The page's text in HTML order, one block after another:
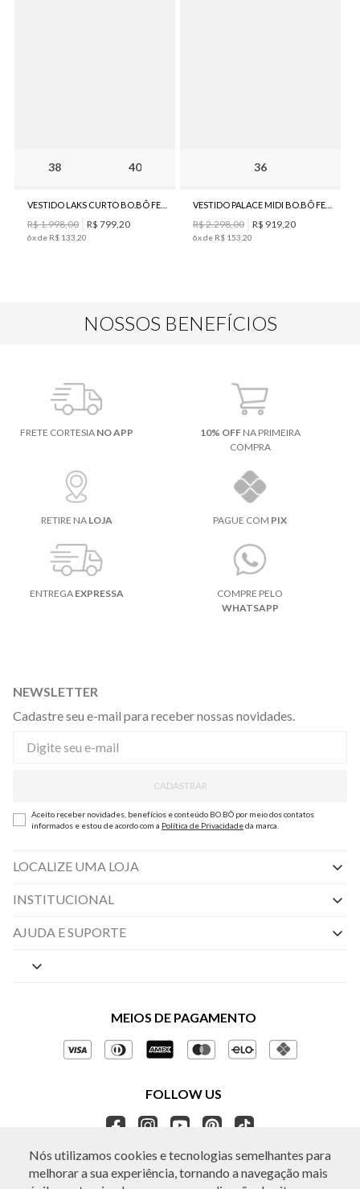
Nós utilizamos cookies e tecnologias semelhantes para
melhorar a sua experiência, tornando a navegação mais
38 40
R$1.998,00 R$ 799,20
6x de R$ 133 20
36
R$2.298,00 R$ 919,20
6x de R$ 153 20
NOSSOS BENEFÍCIOS
FRETE CORTESIA NO APP 10% OFFNA PRIMEIRA
COMPRA
RETIRE NA LOJA PAGUE COM PIX
ENTREGA EXPRESSA
COMPRE PELO
WHATSAPP
NEWSLETTER
Cadastre seu e-mail para receber nossas novidades.
CADASTRAR
Aceito receber novidades, benefícios e conteúdo BO.BÔ por meio dos contatos
informados e estou de acordo com a Política de Privacidadeda marca.
LOCALIZE UMA LOJA
INSTITUCIONAL
Nossas Lojas
Políticas de Privacidade
Gestão de Privacidade
Ética e Sustentabilidade
Seja um Revendedor
APP BO.BÔ
AJUDA E SUPORTE
Central de Preferências
Perguntas frequentes
Regulamentos e Promoções
MEIOS DE PAGAMENTO
FOLLOW US